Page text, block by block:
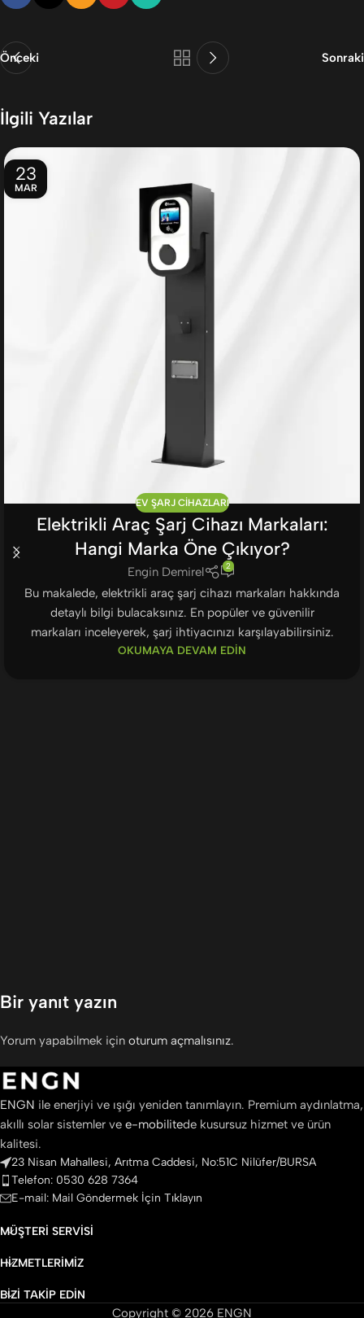
Önceki Sonraki
İlgili Yazılar
23
MAR
EV ŞARJ CIHAZLARI
Elektrikli Araç Şarj Cihazı Markaları:
Hangi Marka Öne Çıkıyor?
Engin Demirel 2
Bu makalede, elektrikli araç şarj cihazı markaları hakkında
detaylı bilgi bulacaksınız. En popüler ve güvenilir
markaları inceleyerek, şarj ihtiyacınızı karşılayabilirsiniz.
OKUMAYA DEVAM EDIN
Bir yanıt yazın
Yorum yapabilmek için oturum açmalısınız.
ENGN ile enerjiyi ve ışığı yeniden tanımlayın. Premium aydınlatma,
akıllı solar sistemler ve e-mobilitede kusursuz hizmet ve ürün
kalitesi.
23 Nisan Mahallesi, Arıtma Caddesi, No:51C Nilüfer/BURSA
Telefon: 0530 628 7364
E-mail: Mail Göndermek İçin Tıklayın
MÜŞTERI SERVISI
HIZMETLERIMIZ
BIZI TAKIP EDIN
Copyright © 2026 ENGN